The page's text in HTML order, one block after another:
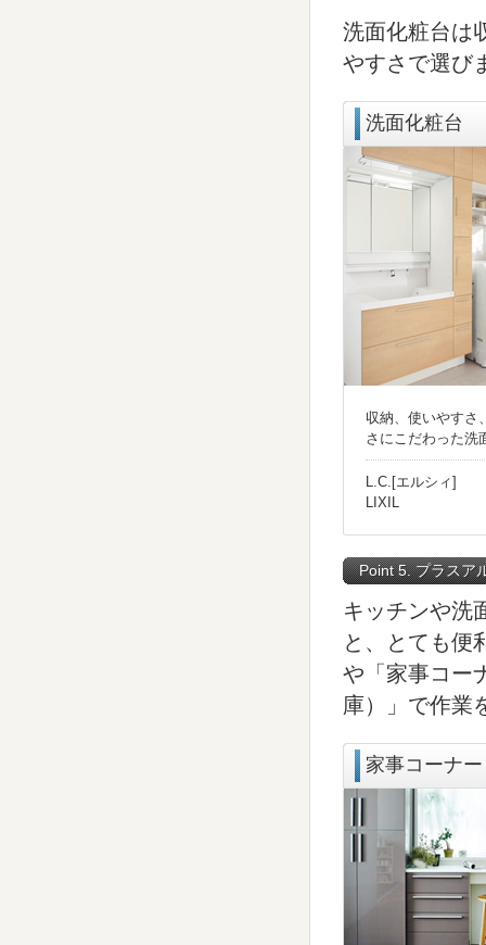
洗面化粧台は
やすさで選び
洗面化粧台
収納、使いやすさ
さにこだわった洗
L.C.[エルシィ]
LIXIL
Point 5. プラスア
キッチンや洗
と、とても便
や「家事コー
庫）」で作業
家事コーナー